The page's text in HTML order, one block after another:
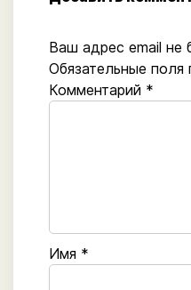
Ваш адрес email не
Обязательные поля
Комментарий *
Имя *